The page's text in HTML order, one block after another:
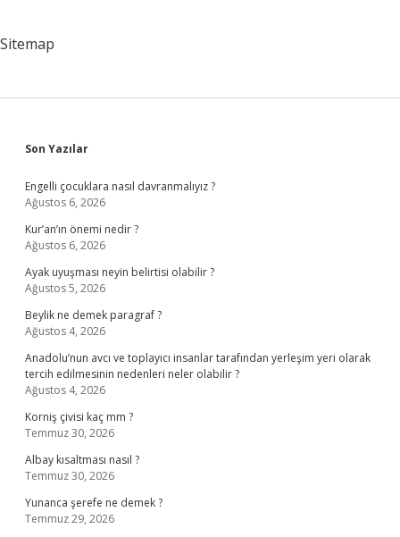
Sitemap
Sidebar
Son Yazılar
Engelli çocuklara nasıl davranmalıyız ?
Ağustos 6, 2026
Kur’an’ın önemi nedir ?
Ağustos 6, 2026
Ayak uyuşması neyin belirtisi olabilir ?
Ağustos 5, 2026
Beylik ne demek paragraf ?
Ağustos 4, 2026
Anadolu’nun avcı ve toplayıcı insanlar tarafından yerleşim yeri olarak
tercih edilmesinin nedenleri neler olabilir ?
Ağustos 4, 2026
Korniş çivisi kaç mm ?
Temmuz 30, 2026
Albay kısaltması nasıl ?
Temmuz 30, 2026
Yunanca şerefe ne demek ?
Temmuz 29, 2026